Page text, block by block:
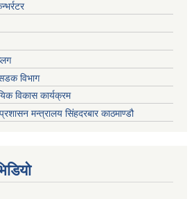
विभाग
विकास कार्यक्रम
मन्त्रालय सिंहदरबार काठमाण्डौ